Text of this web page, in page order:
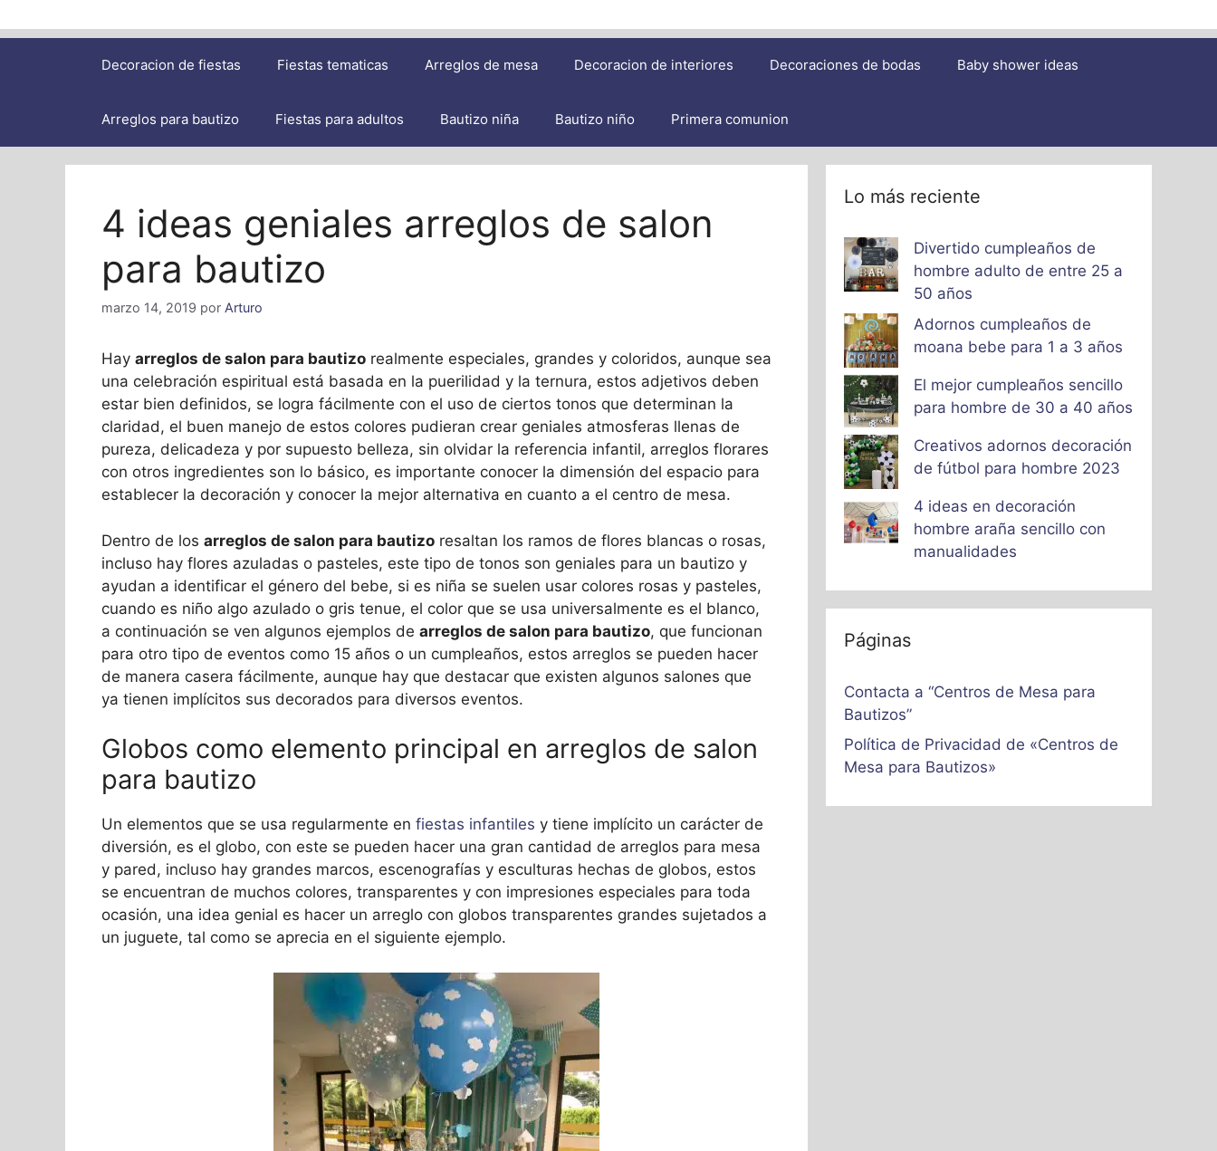
Decoracion de fiestas Fiestas tematicas Arreglos de mesa Decoracion de interiores Decoraciones de bodas Baby shower ideas
Arreglos para bautizo Fiestas para adultos Bautizo niña Bautizo niño Primera comunion
4 ideas geniales arreglos de salon
para bautizo
marzo 14, 2019 por Arturo
Hay arreglos de salon para bautizo realmente especiales, grandes y coloridos, aunque sea
una celebración espiritual está basada en la puerilidad y la ternura, estos adjetivos deben
estar bien definidos, se logra fácilmente con el uso de ciertos tonos que determinan la
claridad, el buen manejo de estos colores pudieran crear geniales atmosferas llenas de
pureza, delicadeza y por supuesto belleza, sin olvidar la referencia infantil, arreglos florares
con otros ingredientes son lo básico, es importante conocer la dimensión del espacio para
establecer la decoración y conocer la mejor alternativa en cuanto a el centro de mesa.
Dentro de los arreglos de salon para bautizo resaltan los ramos de flores blancas o rosas,
incluso hay flores azuladas o pasteles, este tipo de tonos son geniales para un bautizo y
ayudan a identificar el género del bebe, si es niña se suelen usar colores rosas y pasteles,
cuando es niño algo azulado o gris tenue, el color que se usa universalmente es el blanco,
a continuación se ven algunos ejemplos de arreglos de salon para bautizo, que funcionan
para otro tipo de eventos como 15 años o un cumpleaños, estos arreglos se pueden hacer
de manera casera fácilmente, aunque hay que destacar que existen algunos salones que
ya tienen implícitos sus decorados para diversos eventos.
Globos como elemento principal en arreglos de salon
para bautizo
Un elementos que se usa regularmente en fiestas infantiles y tiene implícito un carácter de
diversión, es el globo, con este se pueden hacer una gran cantidad de arreglos para mesa
y pared, incluso hay grandes marcos, escenografías y esculturas hechas de globos, estos
se encuentran de muchos colores, transparentes y con impresiones especiales para toda
ocasión, una idea genial es hacer un arreglo con globos transparentes grandes sujetados a
un juguete, tal como se aprecia en el siguiente ejemplo.
Lo más reciente
Divertido cumpleaños de
hombre adulto de entre 25 a
50 años
Adornos cumpleaños de
moana bebe para 1 a 3 años
El mejor cumpleaños sencillo
para hombre de 30 a 40 años
Creativos adornos decoración
de fútbol para hombre 2023
4 ideas en decoración
hombre araña sencillo con
manualidades
Páginas
Contacta a “Centros de Mesa para
Bautizos”
Política de Privacidad de «Centros de
Mesa para Bautizos»